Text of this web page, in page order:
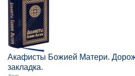
Акафисты Божией Матери.
закладка.